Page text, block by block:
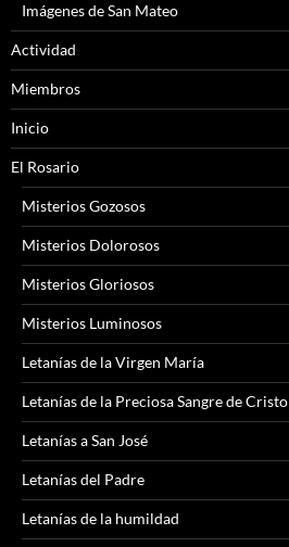
Imágenes de San Mateo
Actividad
Miembros
Inicio
El Rosario
Misterios Gozosos
Misterios Dolorosos
Misterios Gloriosos
Misterios Luminosos
Letanías de la Virgen María
Letanías de la Preciosa Sangre de Cristo
Letanías a San José
Letanías del Padre
Letanías de la humildad